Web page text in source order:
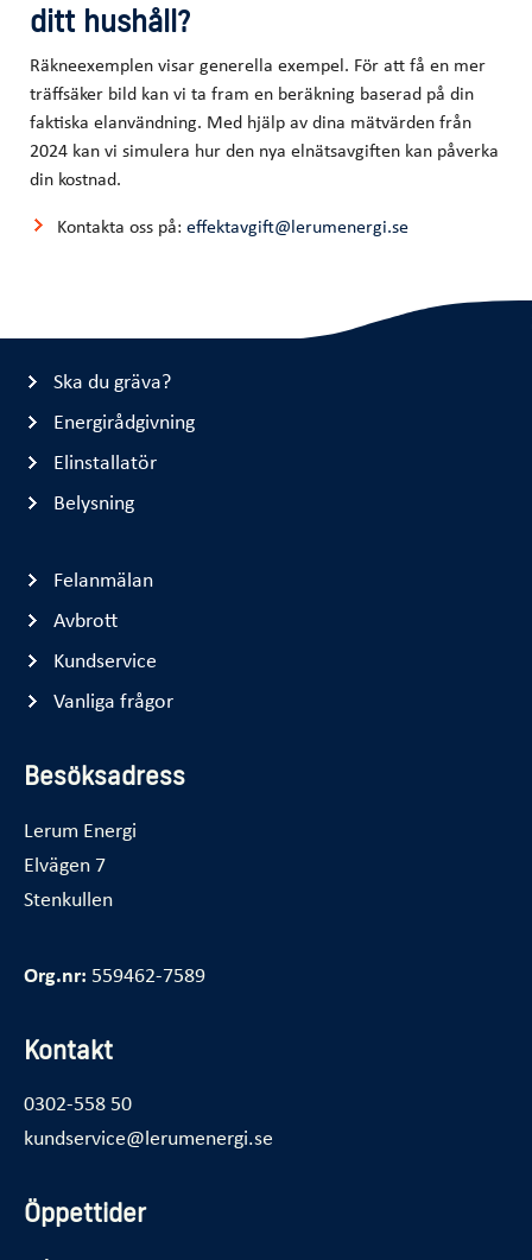
ditt hushåll?
Räkneexemplen visar generella exempel. För att få en mer
träffsäker bild kan vi ta fram en beräkning baserad på din
faktiska elanvändning. Med hjälp av dina mätvärden från
2024 kan vi simulera hur den nya elnätsavgiften kan påverka
din kostnad.
Kontakta oss på: effektavgift@lerumenergi.se
Ska du gräva?
Energirådgivning
Elinstallatör
Belysning
Felanmälan
Avbrott
Kundservice
Vanliga frågor
Besöksadress
Lerum Energi
Elvägen 7
Stenkullen
Org.nr: 559462-7589
Kontakt
0302-558 50
kundservice@lerumenergi.se
Öppettider